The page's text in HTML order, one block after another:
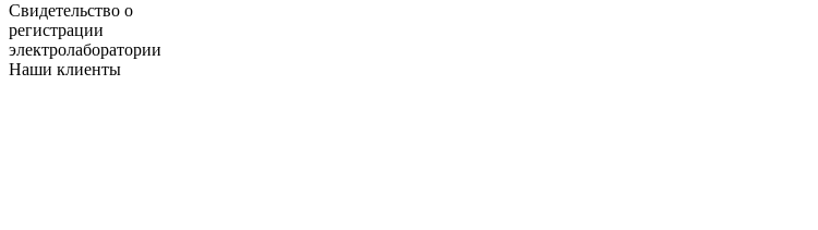
Свидетельство о
регистрации
электролаборатории
Наши клиенты